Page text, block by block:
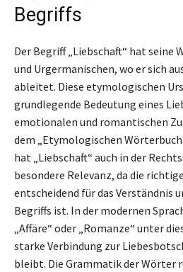
Begriffs
Der Begriff „Liebschaft“ hat seine
und Urgermanischen, wo er sich
ableitet. Diese etymologischen
grundlegende Bedeutung eines
emotionalen und romantischen
dem „Etymologischen
hat „Liebschaft“ auch in der
besondere Relevanz, da die
entscheidend für das Verständnis
Begriffs ist. In der modernen
„Affäre“ oder „Romanze“ unter
starke Verbindung zur
bleibt. Die Grammatik der Wörter